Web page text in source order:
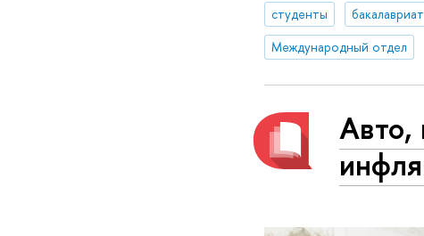
студенты бакалавриат
Международный отдел
Авто,